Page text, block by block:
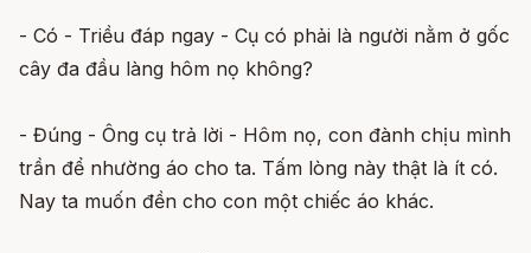
- Có - Triều đáp ngay - Cụ có phải là người nằm ở gốc
cây đa đầu làng hôm nọ không?
- Đúng - Ông cụ trả lời - Hôm nọ, con đành chịu mình
trần để nhường áo cho ta. Tấm lòng này thật là ít có.
Nay ta muốn đền cho con một chiếc áo khác.